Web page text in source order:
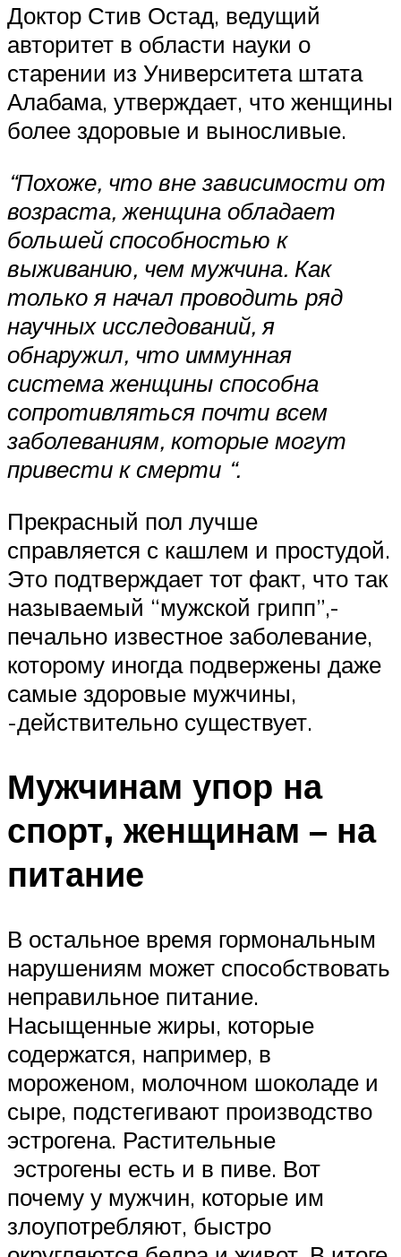
Доктор Стив Остад, ведущий
авторитет в области науки о
старении из Университета штата
Алабама, утверждает, что женщины
более здоровые и выносливые.
“Похоже, что вне зависимости от
возраста, женщина обладает
большей способностью к
выживанию, чем мужчина. Как
только я начал проводить ряд
научных исследований, я
обнаружил, что иммунная
система женщины способна
сопротивляться почти всем
заболеваниям, которые могут
привести к смерти “.
Прекрасный пол лучше
справляется с кашлем и простудой.
Это подтверждает тот факт, что так
называемый “мужской грипп”,-
печально известное заболевание,
которому иногда подвержены даже
самые здоровые мужчины,
-действительно существует.
Мужчинам упор на
спорт, женщинам – на
питание
В остальное время гормональным
нарушениям может способствовать
неправильное питание.
Насыщенные жиры, которые
содержатся, например, в
мороженом, молочном шоколаде и
сыре, подстегивают производство
эстрогена. Растительные
эстрогены есть и в пиве. Вот
почему у мужчин, которые им
злоупотребляют, быстро